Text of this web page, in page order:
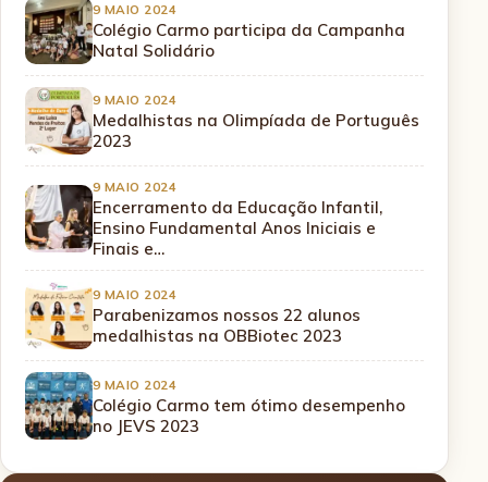
9 MAIO 2024
Colégio Carmo participa da Campanha
Natal Solidário
9 MAIO 2024
Medalhistas na Olimpíada de Português
2023
9 MAIO 2024
Encerramento da Educação Infantil,
Ensino Fundamental Anos Iniciais e
Finais e…
9 MAIO 2024
Parabenizamos nossos 22 alunos
medalhistas na OBBiotec 2023
9 MAIO 2024
Colégio Carmo tem ótimo desempenho
no JEVS 2023